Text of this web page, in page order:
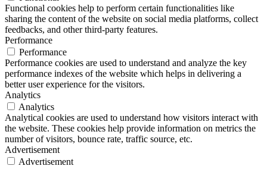
Functional cookies help to perform certain functionalities like
sharing the content of the website on social media platforms, collect
feedbacks, and other third-party features.
Performance
Performance
Performance cookies are used to understand and analyze the key
performance indexes of the website which helps in delivering a
better user experience for the visitors.
Analytics
Analytics
Analytical cookies are used to understand how visitors interact with
the website. These cookies help provide information on metrics the
number of visitors, bounce rate, traffic source, etc.
Advertisement
Advertisement